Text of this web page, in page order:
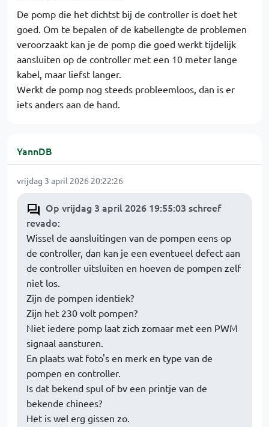
De pomp die het dichtst bij de controller is doet het
goed. Om te bepalen of de kabellengte de problemen
veroorzaakt kan je de pomp die goed werkt tijdelijk
aansluiten op de controller met een 10 meter lange
kabel, maar liefst langer.
Werkt de pomp nog steeds probleemloos, dan is er
iets anders aan de hand.
YannDB
vrijdag 3 april 2026 20:22:26
Op vrijdag 3 april 2026 19:55:03 schreef
revado:
Wissel de aansluitingen van de pompen eens op
de controller, dan kan je een eventueel defect aan
de controller uitsluiten en hoeven de pompen zelf
niet los.
Zijn de pompen identiek?
Zijn het 230 volt pompen?
Niet iedere pomp laat zich zomaar met een PWM
signaal aansturen.
En plaats wat foto's en merk en type van de
pompen en controller.
Is dat bekend spul of bv een printje van de
bekende chinees?
Het is wel erg gissen zo.